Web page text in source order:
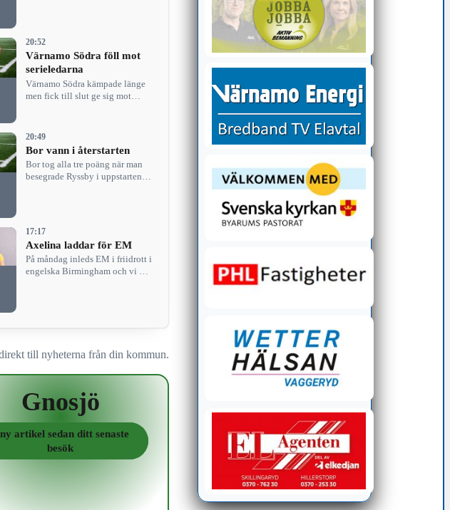
20:52
Värnamo Södra föll mot
serieledarna
Värnamo Södra kämpade länge
men fick till slut ge sig mot
20:49
Bor vann i återstarten
Bor tog alla tre poäng när man
besegrade Ryssby i uppstarten
17:17
Axelina laddar för EM
På måndag inleds EM i friidrott i
engelska Birmingham och vi har
till nyheterna från din kommun.
Gnosjö
artikel sedan ditt senaste
besök